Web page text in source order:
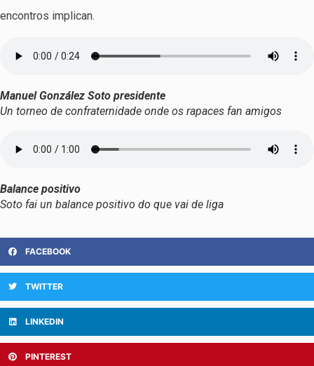
encontros implican.
Manuel González Soto presidente
Un torneo de confraternidade onde os rapaces fan amigos
Balance positivo
Soto fai un balance positivo do que vai de liga
FACEBOOK
TWITTER
LINKEDIN
PINTEREST